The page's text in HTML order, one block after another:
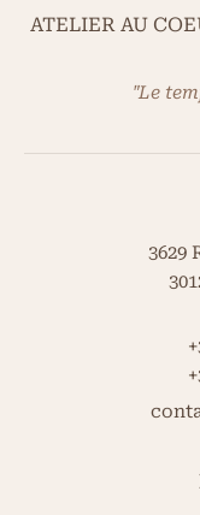
ATELIER AU
"Le
3629